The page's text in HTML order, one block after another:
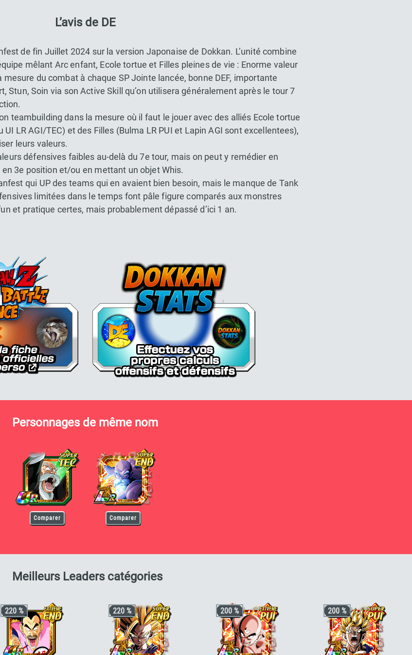
L’avis de DE
de fin Juillet 2024 sur la version Japonaise de Dokkan. L’unité combine
mêlant Arc enfant, Ecole tortue et Filles pleines de vie : Enorme valeur
du combat à chaque SP Jointe lancée, bonne DEF, importante
Stun, Soin via son Active Skill qu’on utilisera généralement après le tour 7
teambuilding dans la mesure où il faut le jouer avec des alliés Ecole tortue
LR AGI/TEC) et des Filles (Bulma LR PUI et Lapin AGI sont excellentees),
leurs valeurs.
défensives faibles au-delà du 7e tour, mais on peut y remédier en
3e position et/ou en mettant un objet Whis.
qui UP des teams qui en avaient bien besoin, mais le manque de Tank
limitées dans le temps font pâle figure comparés aux monstres
et pratique certes, mais probablement dépassé d’ici 1 an.
Dokkan Essentials x Dragon Ball Z Dokkan battle France
Personnages de même nom
Comparer Comparer
Meilleurs Leaders catégoriespour Kamesennin [PUI]
220 % 220 % 200 % 200 %